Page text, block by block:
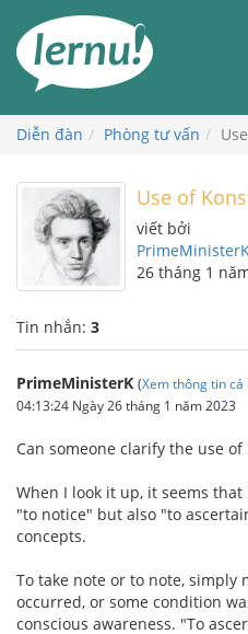
đến
phần
dung
Diễn đàn Phòng tư vấn
Use of
viết bởi
26 tháng 1
Tin nhắn: 3
PrimeMinisterK (Xem thông tin cá
04:13:24 Ngày 26 tháng 1 năm 2023
Can someone clarify the use
When I look it up, it seems
"to notice" but also "to
concepts.
To take note or to note, simply
occurred, or some condition
conscious awareness. "To